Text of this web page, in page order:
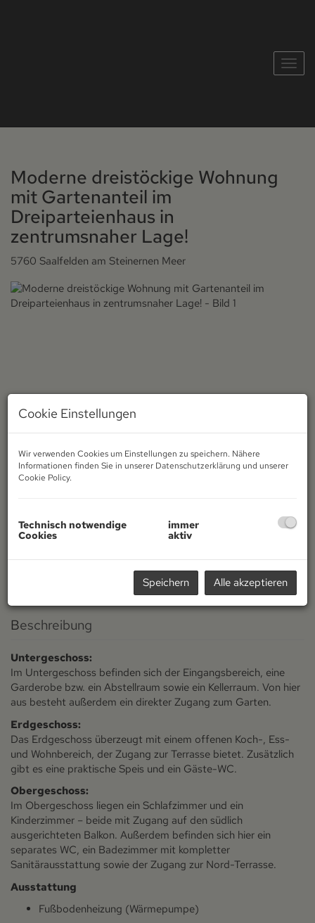
Moderne dreistöckige Wohnung
mit Gartenanteil im
Dreiparteienhaus in
zentrumsnaher Lage!
5760 Saalfelden am Steinernen Meer
Beschreibung
Untergeschoss:
Im Untergeschoss befinden sich der Eingangsbereich, eine
Garderobe bzw. ein Abstellraum sowie ein Kellerraum. Von hier
aus besteht außerdem ein direkter Zugang zum Garten.
Erdgeschoss:
Das Erdgeschoss überzeugt mit einem offenen Koch-, Ess-
und Wohnbereich, der Zugang zur Terrasse bietet. Zusätzlich
gibt es eine praktische Speis und ein Gäste-WC.
Obergeschoss:
Im Obergeschoss liegen ein Schlafzimmer und ein
Kinderzimmer – beide mit Zugang auf den südlich
ausgerichteten Balkon. Außerdem befinden sich hier ein
separates WC, ein Badezimmer mit kompletter
Sanitärausstattung sowie der Zugang zur Nord-Terrasse.
Ausstattung
Fußbodenheizung (Wärmepumpe)
Cookie Einstellungen
Wir verwenden Cookies um Einstellungen zu speichern. Nähere
Informationen finden Sie in unserer Datenschutzerklärung und unserer
Cookie Policy.
Technisch notwendige
Cookies
immer
aktiv
Speichern Alle akzeptieren